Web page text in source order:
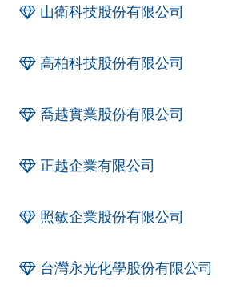
山衛科技股份有限公司
高柏科技股份有限公司
喬越實業股份有限公司
正越企業有限公司
照敏企業股份有限公司
台灣永光化學股份有限公司